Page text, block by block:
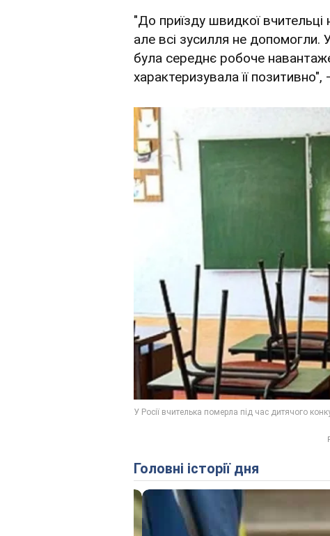
"До приїзду швидкої
але всі зусилля не допомогли.
була середнє робоче
характеризувала її
Головні історії дня